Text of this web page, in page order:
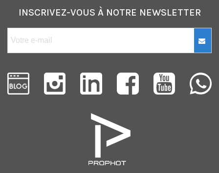
INSCRIVEZ-VOUS À NOTRE NEWSLETTER